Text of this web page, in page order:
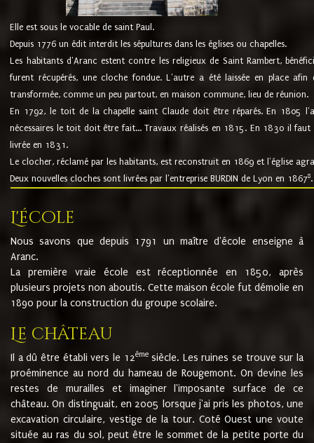
Elle est sous le vocable de saint Paul.
Depuis 1776 un édit interdit les sépultures dans les églises ou chapelles.
Les habitants d'Aranc estent contre les religieux de Saint Rambert,
furent récupérés, une cloche fondue. L'autre a été laissée en place
transformée, comme un peu partout, en maison commune, lieu de réunion.
En 1792, le toit de la chapelle saint Claude doit être réparés. En 1805
nécessaires le toit doit être fait... Travaux réalisés en 1815. En 1830 il
livrée en 1831.
Le clocher, réclamé par les habitants, est reconstruit en 1869 et l'église
Deux nouvelles cloches sont livrées par l'entreprise BURDIN de Lyon en 18678.
L'école
Nous savons que depuis 1791 un maître d'école enseigne à
Aranc.
La première vraie école est réceptionnée en 1850, après
plusieurs projets non aboutis. Cette maison école fut démolie en
1890 pour la construction du groupe scolaire.
Le château
Il a dû être établi vers le 12èmesiècle. Les ruines se trouve sur la
proéminence au nord du hameau de Rougemont. On devine les
restes de murailles et imaginer l'imposante surface de ce
château. On distinguait, en 2005 lorsque j'ai pris les photos, une
excavation circulaire, vestige de la tour. Coté Ouest une voute
située au ras du sol, peut être le sommet de la petite porte du